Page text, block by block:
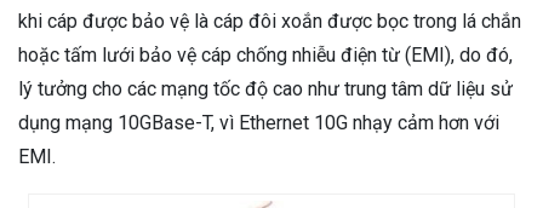
khi cáp được bảo vệ là cáp đôi xoắn được bọc trong lá chắn
hoặc tấm lưới bảo vệ cáp chống nhiễu điện từ (EMI), do đó,
lý tưởng cho các mạng tốc độ cao như trung tâm dữ liệu sử
dụng mạng 10GBase-T, vì Ethernet 10G nhạy cảm hơn với
EMI.